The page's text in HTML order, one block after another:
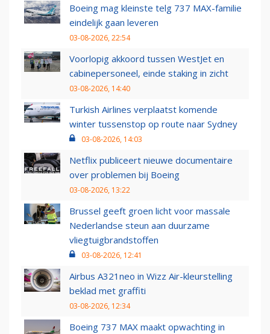
Boeing mag kleinste telg 737 MAX-familie
eindelijk gaan leveren
03-08-2026, 22:54
Voorlopig akkoord tussen WestJet en
cabinepersoneel, einde staking in zicht
03-08-2026, 14:40
Turkish Airlines verplaatst komende
winter tussenstop op route naar Sydney
03-08-2026, 14:03
Netflix publiceert nieuwe documentaire
over problemen bij Boeing
03-08-2026, 13:22
Brussel geeft groen licht voor massale
Nederlandse steun aan duurzame
vliegtuigbrandstoffen
03-08-2026, 12:41
Airbus A321neo in Wizz Air-kleurstelling
beklad met graffiti
03-08-2026, 12:34
Boeing 737 MAX maakt opwachting in